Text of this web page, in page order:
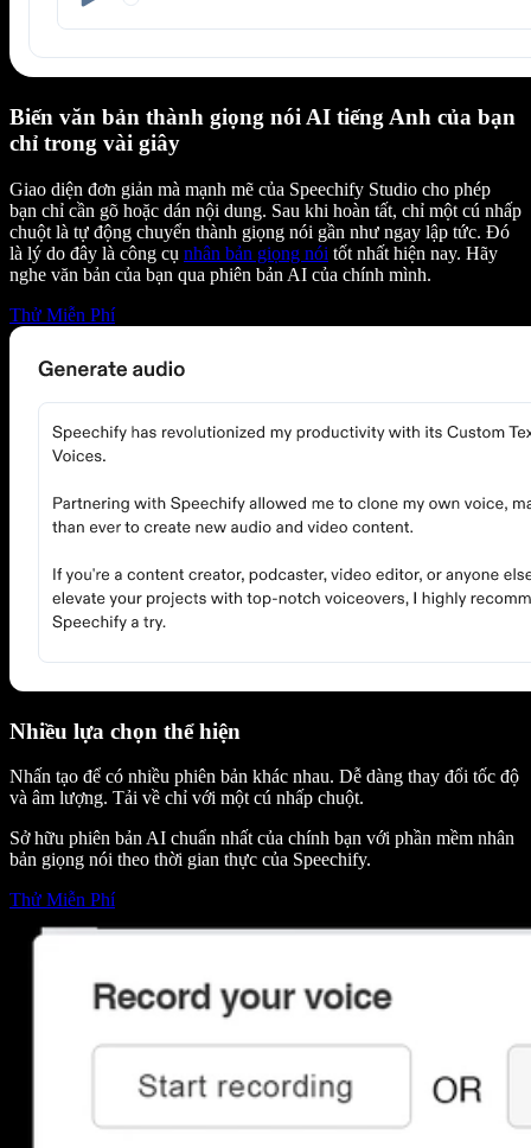
Biến văn bản thành giọng nói AI tiếng Anh của bạn
chỉ trong vài giây
Giao diện đơn giản mà mạnh mẽ của Speechify Studio cho phép
bạn chỉ cần gõ hoặc dán nội dung. Sau khi hoàn tất, chỉ một cú nhấp
chuột là tự động chuyển thành giọng nói gần như ngay lập tức. Đó
là lý do đây là công cụ nhân bản giọng nói tốt nhất hiện nay. Hãy
nghe văn bản của bạn qua phiên bản AI của chính mình.
Thử Miễn Phí
Nhiều lựa chọn thể hiện
Nhấn tạo để có nhiều phiên bản khác nhau. Dễ dàng thay đổi tốc độ
và âm lượng. Tải về chỉ với một cú nhấp chuột.
Sở hữu phiên bản AI chuẩn nhất của chính bạn với phần mềm nhân
bản giọng nói theo thời gian thực của Speechify.
Thử Miễn Phí